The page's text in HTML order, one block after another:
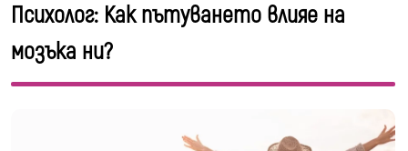
Психолог: Как пътуването влияе на
мозъка ни?